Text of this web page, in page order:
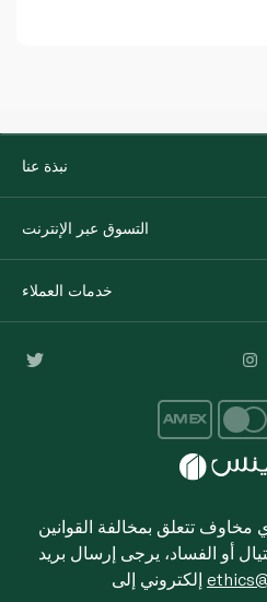
نبذة عنا
التسوق عبر الإنترنت
خدمات العملاء
تتعلق بمخالفة القوانين
أو الفساد، يرجى إرسال بريد